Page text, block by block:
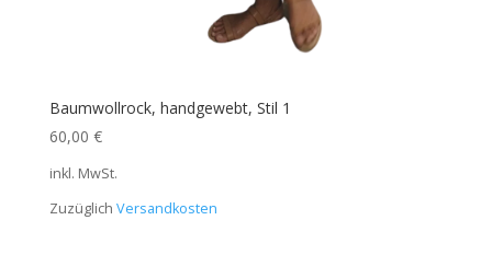
Baumwollrock, handgewebt, Stil 1
60,00 €
inkl. MwSt.
Zuzüglich Versandkosten